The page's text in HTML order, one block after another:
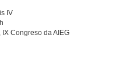
IV
Congreso da AIEG